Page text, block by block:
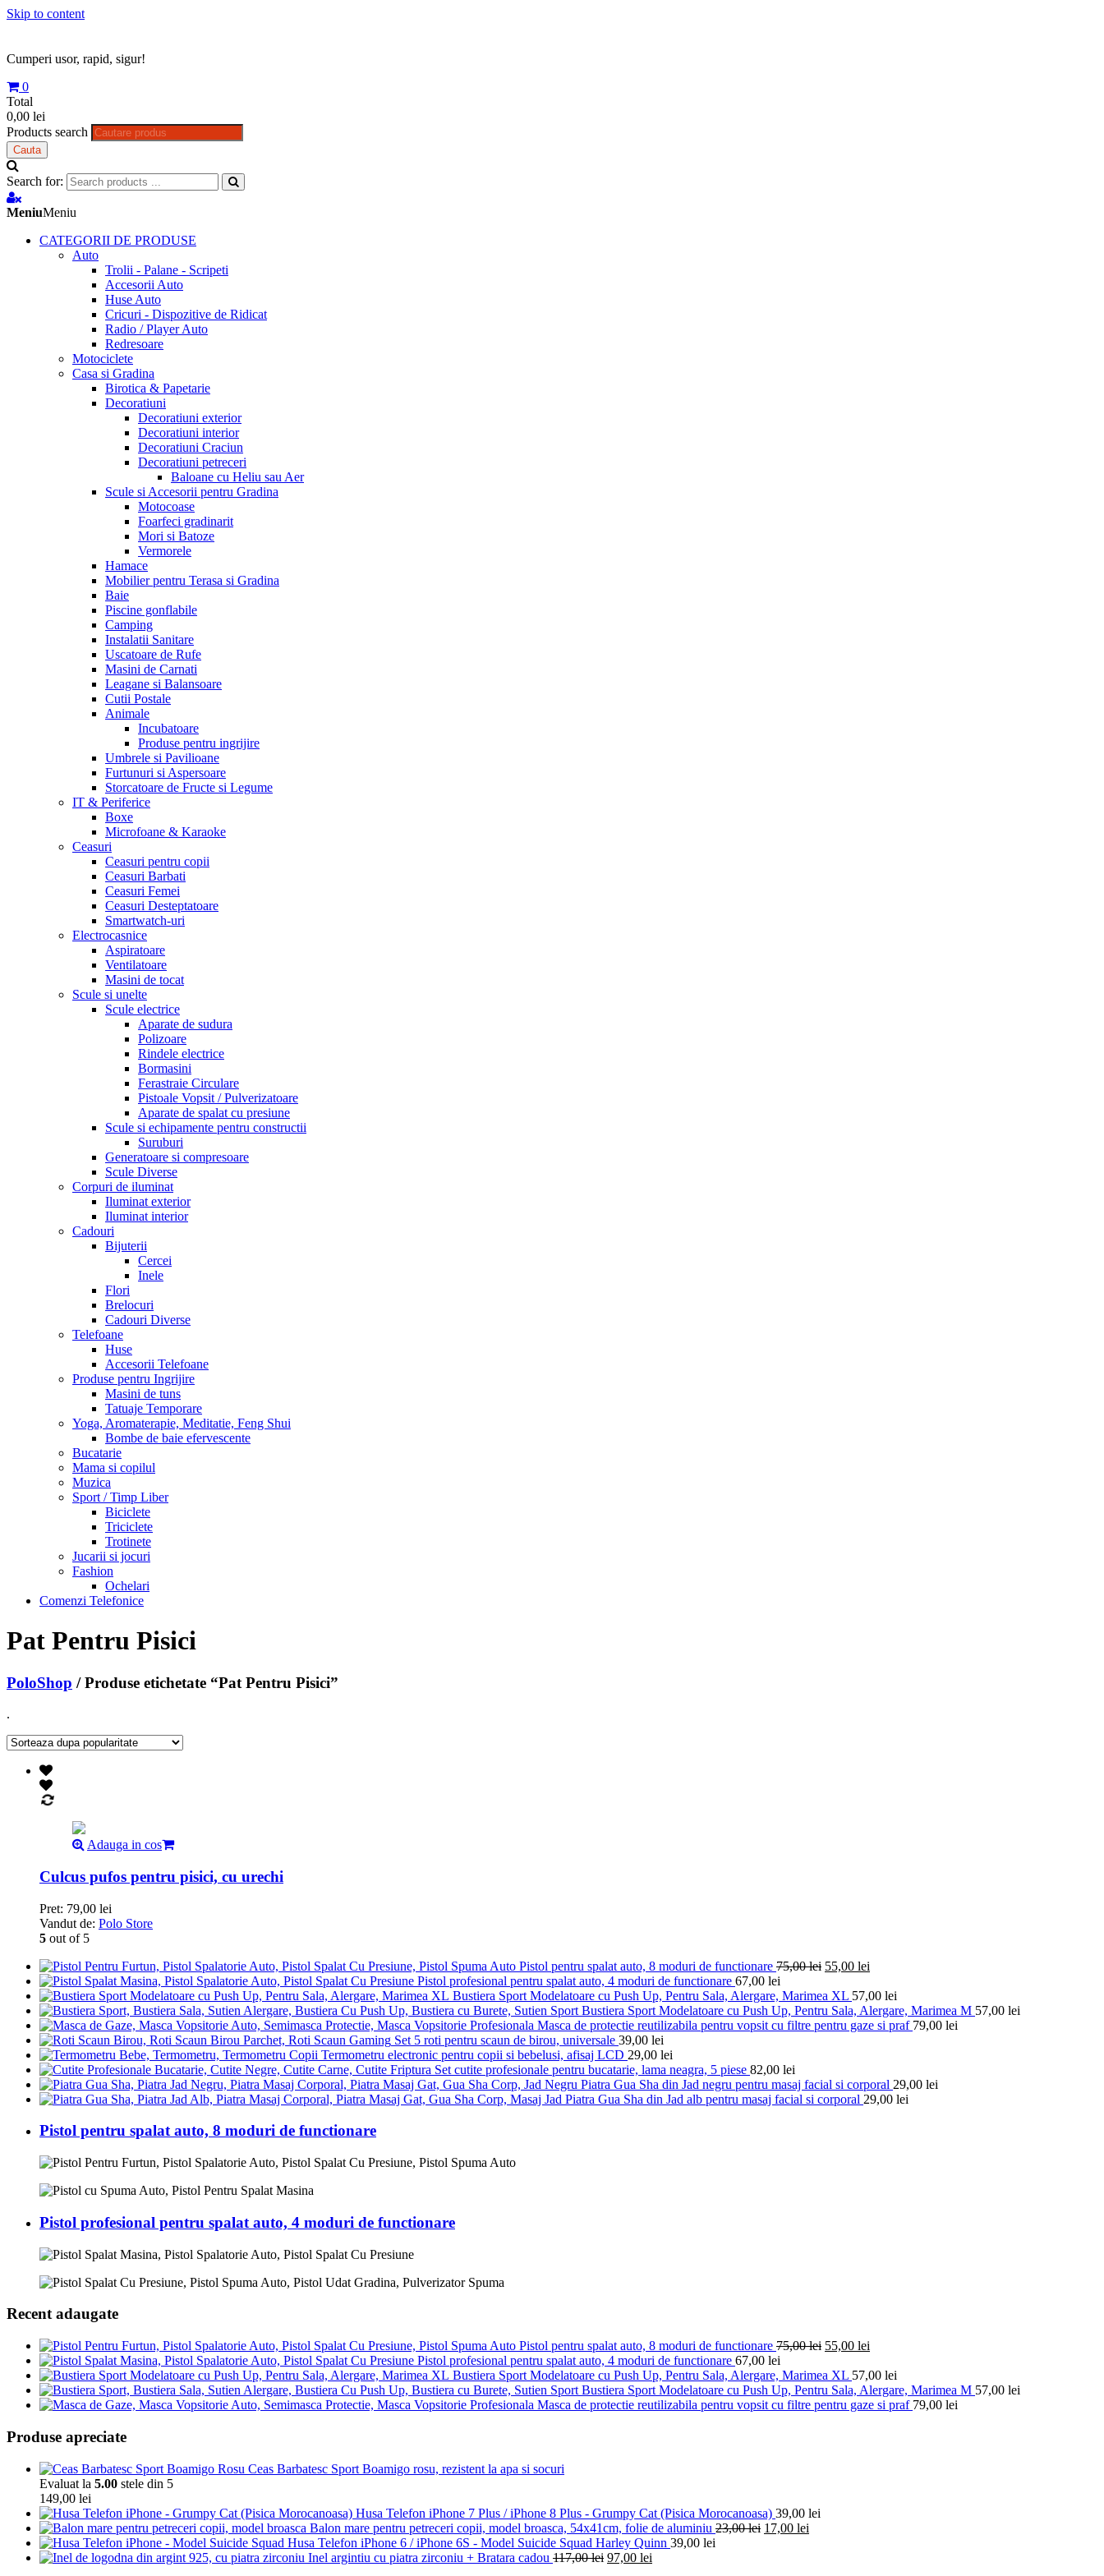
Skip to content
Cumperi usor, rapid, sigur!
0
Total
0,00 lei
Products search
Cauta
Search for:
MeniuMeniu
CATEGORII DE PRODUSE
Auto
Trolii - Palane - Scripeti
Accesorii Auto
Huse Auto
Cricuri - Dispozitive de Ridicat
Radio / Player Auto
Redresoare
Motociclete
Casa si Gradina
Birotica & Papetarie
Decoratiuni
Decoratiuni exterior
Decoratiuni interior
Decoratiuni Craciun
Decoratiuni petreceri
Baloane cu Heliu sau Aer
Scule si Accesorii pentru Gradina
Motocoase
Foarfeci gradinarit
Mori si Batoze
Vermorele
Hamace
Mobilier pentru Terasa si Gradina
Baie
Piscine gonflabile
Camping
Instalatii Sanitare
Uscatoare de Rufe
Masini de Carnati
Leagane si Balansoare
Cutii Postale
Animale
Incubatoare
Produse pentru ingrijire
Umbrele si Pavilioane
Furtunuri si Aspersoare
Storcatoare de Fructe si Legume
IT & Periferice
Boxe
Microfoane & Karaoke
Ceasuri
Ceasuri pentru copii
Ceasuri Barbati
Ceasuri Femei
Ceasuri Desteptatoare
Smartwatch-uri
Electrocasnice
Aspiratoare
Ventilatoare
Masini de tocat
Scule si unelte
Scule electrice
Aparate de sudura
Polizoare
Rindele electrice
Bormasini
Ferastraie Circulare
Pistoale Vopsit / Pulverizatoare
Aparate de spalat cu presiune
Scule si echipamente pentru constructii
Suruburi
Generatoare si compresoare
Scule Diverse
Corpuri de iluminat
Iluminat exterior
Iluminat interior
Cadouri
Bijuterii
Cercei
Inele
Flori
Brelocuri
Cadouri Diverse
Telefoane
Huse
Accesorii Telefoane
Produse pentru Ingrijire
Masini de tuns
Tatuaje Temporare
Yoga, Aromaterapie, Meditatie, Feng Shui
Bombe de baie efervescente
Bucatarie
Mama si copilul
Muzica
Sport / Timp Liber
Biciclete
Triciclete
Trotinete
Jucarii si jocuri
Fashion
Ochelari
Comenzi Telefonice
Pat Pentru Pisici
PoloShop / Produse etichetate “Pat Pentru Pisici”
.
Adauga in cos
Culcus pufos pentru pisici, cu urechi
Pret: 79,00 lei
Vandut de: Polo Store
5 out of 5
Pistol pentru spalat auto, 8 moduri de functionare 75,00lei 55,00 lei
Pistol profesional pentru spalat auto, 4 moduri de functionare 67,00 lei
Bustiera Sport Modelatoare cu Push Up, Pentru Sala, Alergare, Marimea XL 57,00 lei
Bustiera Sport Modelatoare cu Push Up, Pentru Sala, Alergare, Marimea M 57,00 lei
Masca de protectie reutilizabila pentru vopsit cu filtre pentru gaze si praf 79,00 lei
Set 5 roti pentru scaun de birou, universale 39,00 lei
Termometru electronic pentru copii si bebelusi, afisaj LCD 29,00 lei
Set cutite profesionale pentru bucatarie, lama neagra, 5 piese 82,00 lei
Piatra Gua Sha din Jad negru pentru masaj facial si corporal 29,00 lei
Piatra Gua Sha din Jad alb pentru masaj facial si corporal 29,00 lei
Pistol pentru spalat auto, 8 moduri de functionare
Pistol profesional pentru spalat auto, 4 moduri de functionare
Recent adaugate
Pistol pentru spalat auto, 8 moduri de functionare 75,00lei 55,00 lei
Pistol profesional pentru spalat auto, 4 moduri de functionare 67,00 lei
Bustiera Sport Modelatoare cu Push Up, Pentru Sala, Alergare, Marimea XL 57,00 lei
Bustiera Sport Modelatoare cu Push Up, Pentru Sala, Alergare, Marimea M 57,00 lei
Masca de protectie reutilizabila pentru vopsit cu filtre pentru gaze si praf 79,00 lei
Produse apreciate
Ceas Barbatesc Sport Boamigo rosu, rezistent la apa si socuri
Evaluat la 5.00 stele din 5
149,00 lei
Husa Telefon iPhone 7 Plus / iPhone 8 Plus - Grumpy Cat (Pisica Morocanoasa) 39,00 lei
Balon mare pentru petreceri copii, model broasca, 54x41cm, folie de aluminiu 23,00lei 17,00 lei
Husa Telefon iPhone 6 / iPhone 6S - Model Suicide Squad Harley Quinn 39,00 lei
Inel argintiu cu piatra zirconiu + Bratara cadou 117,00lei 97,00 lei